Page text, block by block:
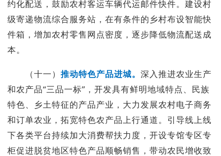
约化配送，鼓励农村客运车辆代运邮件快件。建设村
级寄递物流综合服务站，在有条件的乡村布设智能快
件箱，增加农村零售网点密度，逐步降低物流配送成
本。
（十一） 推动特色产品进城。 深入推进农业生产
和农产品“三品一标”，开发具有鲜明地域特点、民族
特色、乡土特征的产品产业，大力发展农村电子商务
和订单农业，拓宽特色农产品上行通道。引导线上线
下各类平台持续加大消费帮扶力度，开设专馆专区专
柜促进脱贫地区特色产品顺畅销售，带动农民增收致